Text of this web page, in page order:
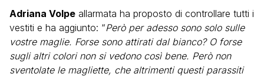
Adriana Volpe allarmata ha proposto di controllare tutti i
vestiti e ha aggiunto: “Però per adesso sono solo sulle
vostre maglie. Forse sono attirati dal bianco? O forse
sugli altri colori non si vedono così bene. Però non
sventolate le magliette, che altrimenti questi parassiti